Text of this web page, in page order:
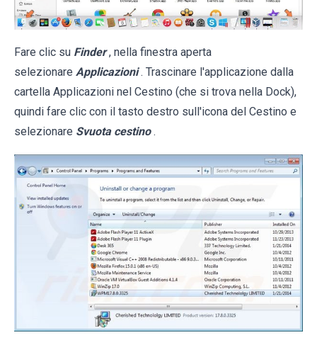
Fare clic su Finder , nella finestra aperta
selezionare Applicazioni . Trascinare l'applicazione dalla
cartella Applicazioni nel Cestino (che si trova nella Dock),
quindi fare clic con il tasto destro sull'icona del Cestino e
selezionare Svuota cestino .